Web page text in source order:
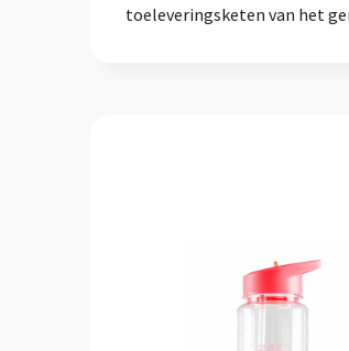
toeleveringsketen van het